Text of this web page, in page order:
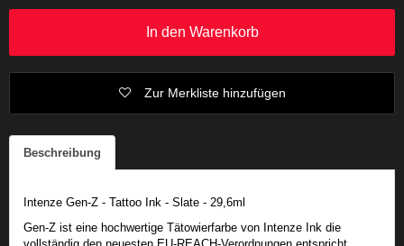
In den Warenkorb
Zur Merkliste hinzufügen
Beschreibung
Intenze Gen-Z - Tattoo Ink - Slate - 29,6ml
Gen-Z ist eine hochwertige Tätowierfarbe von Intenze Ink die
vollständig den neuesten EU-REACH-Verordnungen entspricht.